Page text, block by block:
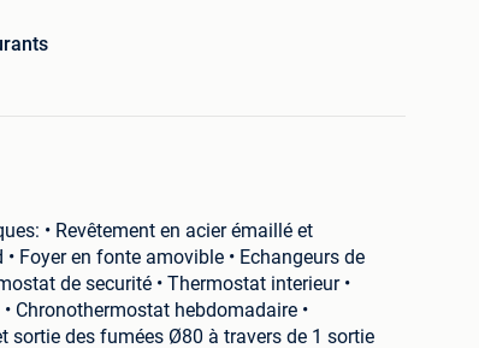
• Revêtement en acier émaillé et
Foyer en fonte amovible • Echangeurs de
de securité • Thermostat interieur •
Chronothermostat hebdomadaire •
sortie des fumées Ø80 à travers de 1 sortie